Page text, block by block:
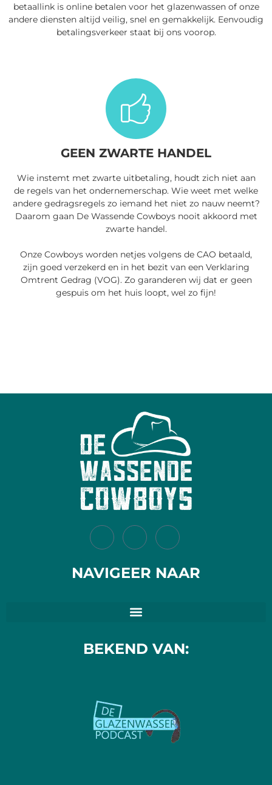
betaallink is online betalen voor het glazenwassen of onze
andere diensten altijd veilig, snel en gemakkelijk. Eenvoudig
betalingsverkeer staat bij ons voorop.
GEEN ZWARTE HANDEL
Wie instemt met zwarte uitbetaling, houdt zich niet aan
de regels van het ondernemerschap. Wie weet met welke
andere gedragsregels zo iemand het niet zo nauw neemt?
Daarom gaan De Wassende Cowboys nooit akkoord met
zwarte handel.
Onze Cowboys worden netjes volgens de CAO betaald,
zijn goed verzekerd en in het bezit van een Verklaring
Omtrent Gedrag (VOG). Zo garanderen wij dat er geen
gespuis om het huis loopt, wel zo fijn!
NAVIGEER NAAR
BEKEND VAN: